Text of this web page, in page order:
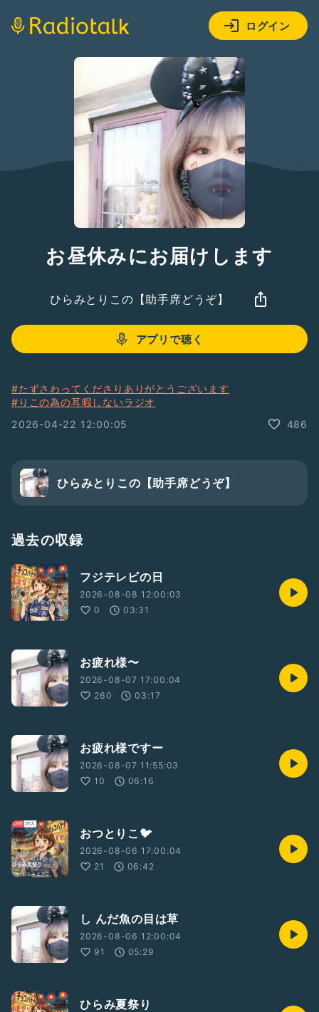
ログイン
お昼休みにお届けします
ひらみとりこの【助手席どうぞ】
アプリで聴く
#たずさわってくださりありがとうございます
#りこの為の耳暇しないラジオ
2026-04-22 12:00:05
486
ひらみとりこの【助手席どうぞ】
過去の収録
フジテレビの日
2026-08-08 12:00:03
0
03:31
お疲れ様〜
2026-08-07 17:00:04
260
03:17
お疲れ様ですー
2026-08-07 11:55:03
10
06:16
おつとりこ🐦️
2026-08-06 17:00:04
21
06:42
し んだ魚の目は草
2026-08-06 12:00:04
91
05:29
ひらみ夏祭り